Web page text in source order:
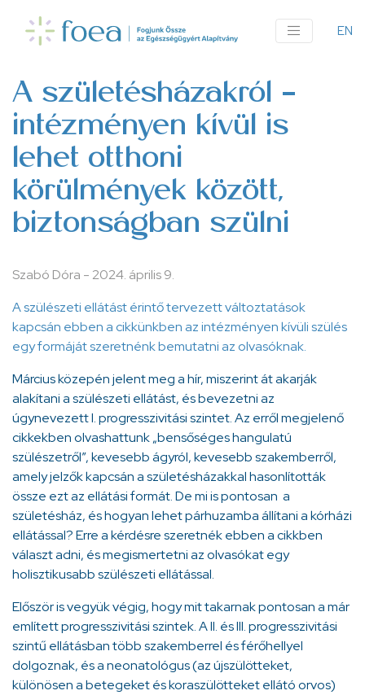
tartalomra
EN
A születésházakról –
intézményen kívül is
lehet otthoni
körülmények között,
biztonságban szülni
Szabó Dóra - 2024. április 9.
A szülészeti ellátást érintő tervezett változtatások
kapcsán ebben a cikkünkben az intézményen kívüli szülés
egy formáját szeretnénk bemutatni az olvasóknak.
Március közepén jelent meg a hír, miszerint át akarják
alakítani a szülészeti ellátást, és bevezetni az
úgynevezett I. progresszivitási szintet. Az erről megjelenő
cikkekben olvashattunk „bensőséges hangulatú
szülészetről”, kevesebb ágyról, kevesebb szakemberről,
amely jelzők kapcsán a születésházakkal hasonlították
össze ezt az ellátási formát. De mi is pontosan a
születésház, és hogyan lehet párhuzamba állítani a kórházi
ellátással? Erre a kérdésre szeretnék ebben a cikkben
választ adni, és megismertetni az olvasókat egy
holisztikusabb szülészeti ellátással.
Először is vegyük végig, hogy mit takarnak pontosan a már
említett progresszivitási szintek. A II. és III. progresszivitási
szintű ellátásban több szakemberrel és férőhellyel
dolgoznak, és a neonatológus (az újszülötteket,
különösen a betegeket és koraszülötteket ellátó orvos)